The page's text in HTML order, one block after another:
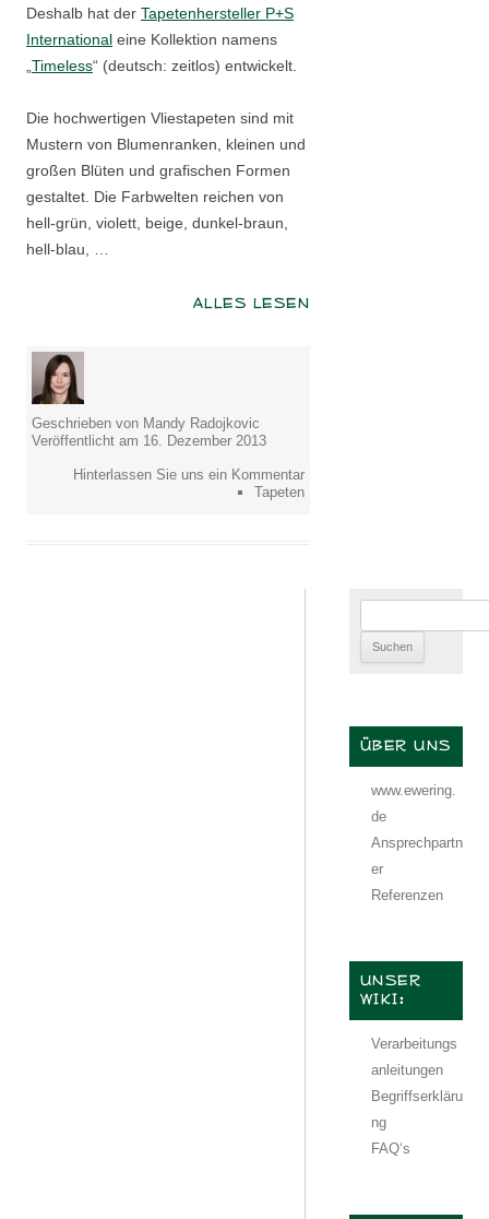
Deshalb hat der Tapetenhersteller P+S
International eine Kollektion namens
Timeless“ (deutsch: zeitlos) entwickelt.
Die hochwertigen Vliestapeten sind mit
Mustern von Blumenranken, kleinen und
großen Blüten und grafischen Formen
gestaltet. Die Farbwelten reichen von
hell-grün, violett, beige, dunkel-braun,
hell-blau, …
ALLES LESEN
Geschrieben von Mandy Radojkovic
Veröffentlicht am 16. Dezember 2013
Hinterlassen Sie uns ein Kommentar
Tapeten
nach:
ÜBER UNS
www.ewering.
de
Ansprechpartn
er
Referenzen
UNSER
WIKI:
Verarbeitungs
anleitungen
Begriffserkläru
ng
FAQ‘s